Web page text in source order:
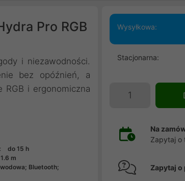
Pro RGB
i niezawodności.
bez opóźnień, a
RGB i ergonomiczna
do 15 h
1.6 m
Bluetooth;
Wysyłkowa:
Stacjonarna:
Na
Zapytaj o
Zapytaj